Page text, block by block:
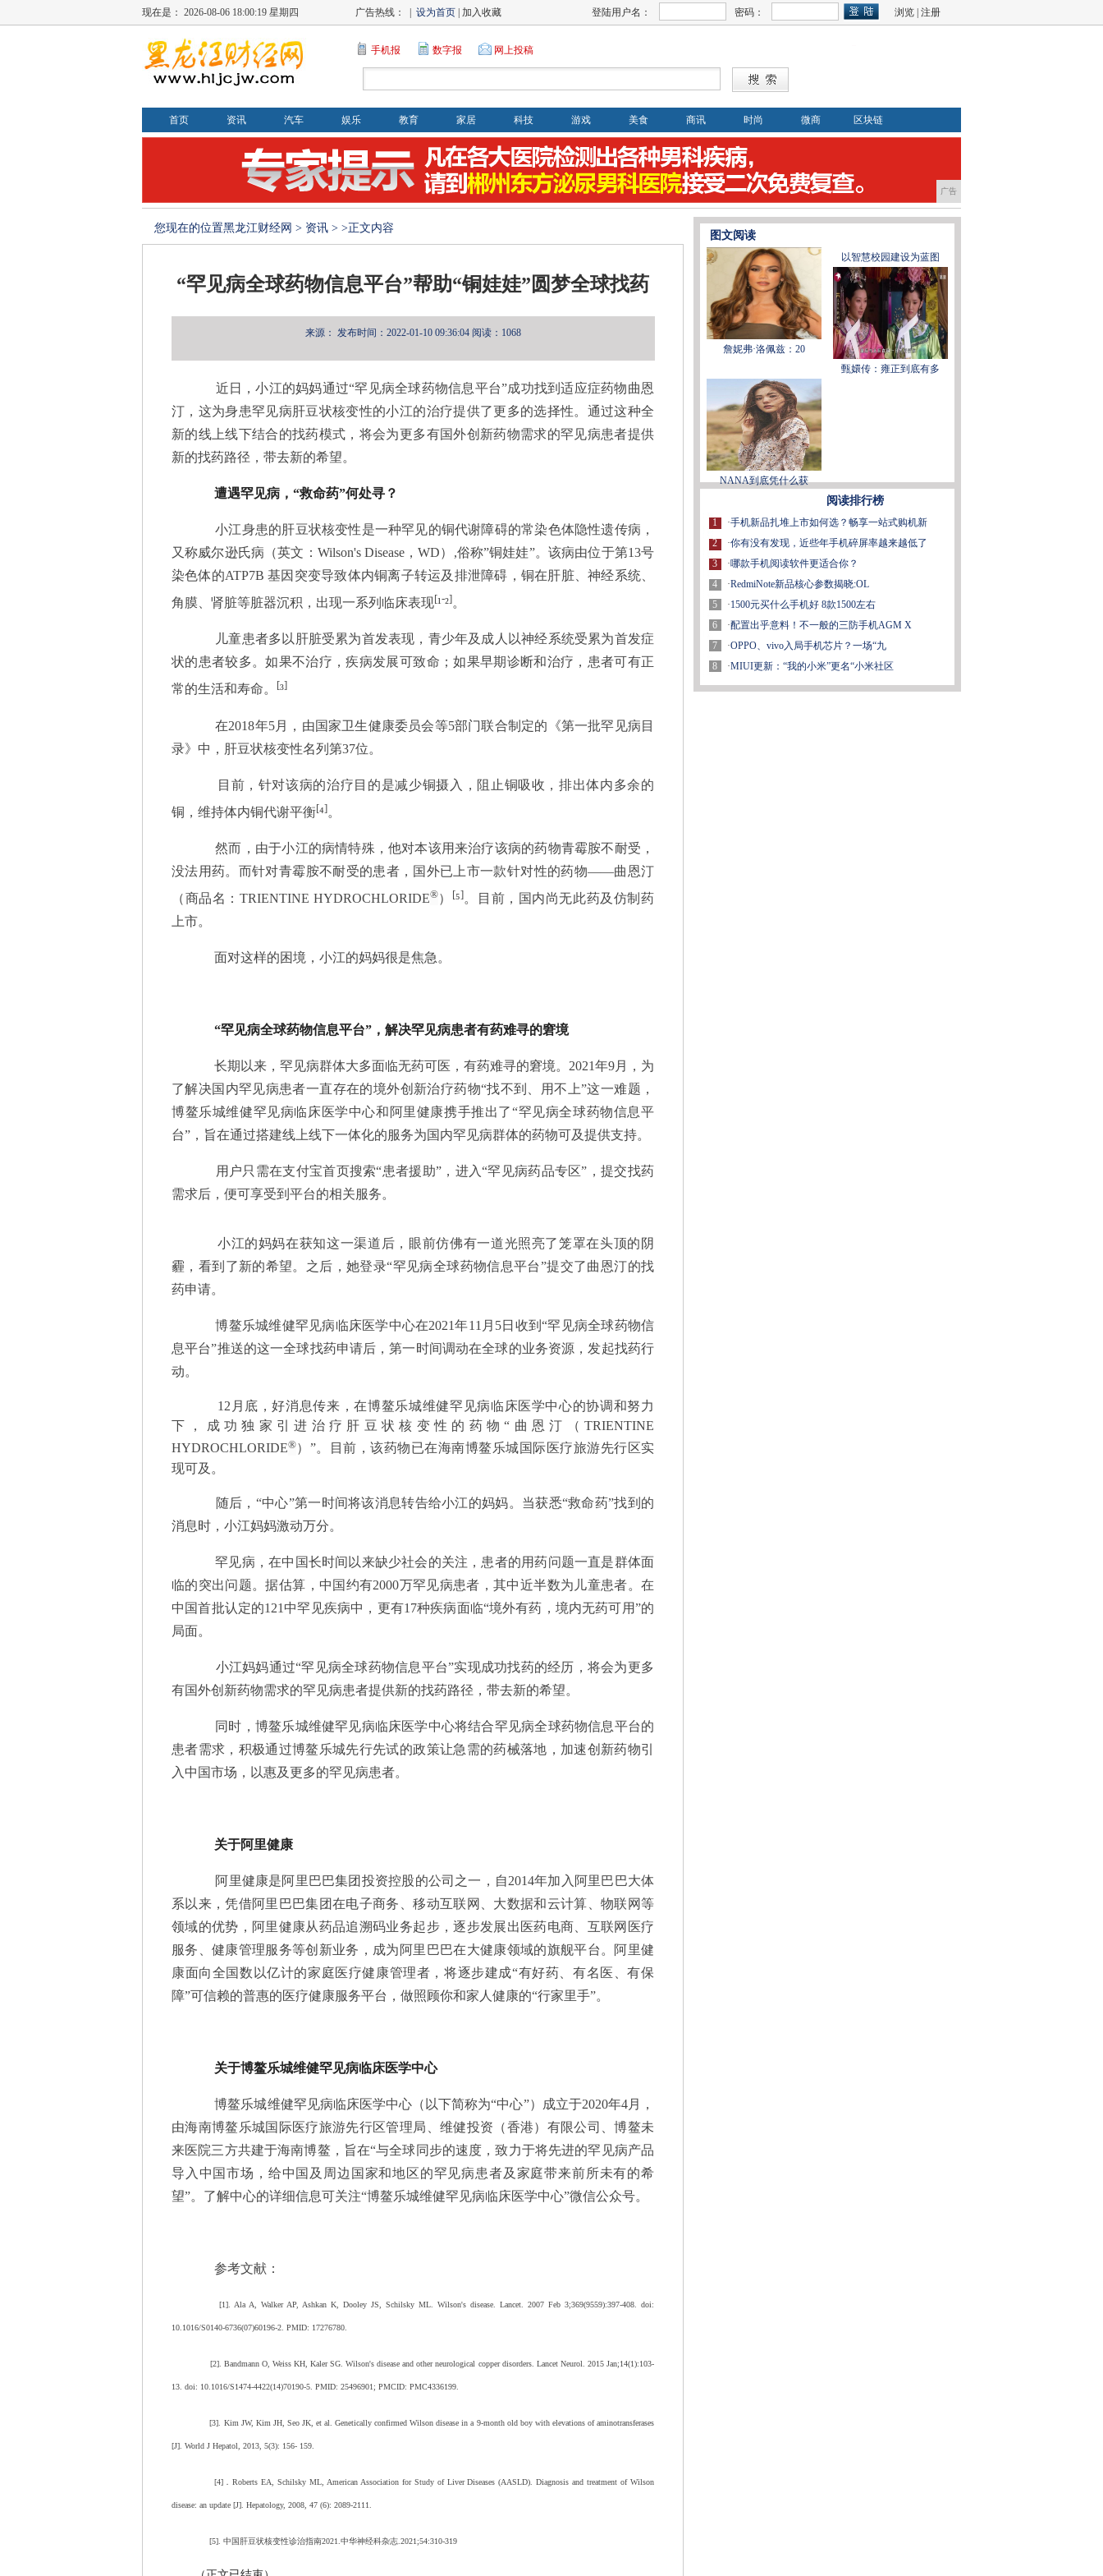
现在是： 2026-08-06 18:00:20 星期四 广告热线： | 设为首页 | 加入收藏 登陆用户名： 密码： 浏览 注册
手机报 数字报 网上投稿
首页 资讯 汽车 娱乐 教育 家居 科技 游戏 美食 商讯 时尚 微商 区块链
广告
您现在的位置黑龙江财经网 > 资讯 > >正文内容
“罕见病全球药物信息平台”帮助“铜娃娃”圆梦全球找药
来源： 发布时间：2022-01-10 09:36:04 阅读：1068
近日，小江的妈妈通过“罕见病全球药物信息平台”成功找到适应症药物曲恩
汀，这为身患罕见病肝豆状核变性的小江的治疗提供了更多的选择性。通过这种全
新的线上线下结合的找药模式，将会为更多有国外创新药物需求的罕见病患者提供
新的找药路径，带去新的希望。
遭遇罕见病，“救命药”何处寻？
小江身患的肝豆状核变性是一种罕见的铜代谢障碍的常染色体隐性遗传病，
又称威尔逊氏病（英文：Wilson's Disease，WD）,俗称”铜娃娃”。该病由位于第13号
染色体的ATP7B 基因突变导致体内铜离子转运及排泄障碍，铜在肝脏、神经系统、
角膜、肾脏等脏器沉积，出现一系列临床表现[¹-²]。
儿童患者多以肝脏受累为首发表现，青少年及成人以神经系统受累为首发症
状的患者较多。如果不治疗，疾病发展可致命；如果早期诊断和治疗，患者可有正
常的生活和寿命。
[³]
在2018年5月，由国家卫生健康委员会等5部门联合制定的《第一批罕见病目
录》中，肝豆状核变性名列第37位。
目前，针对该病的治疗目的是减少铜摄入，阻止铜吸收，排出体内多余的
铜，维持体内铜代谢平衡[⁴]。
然而，由于小江的病情特殊，他对本该用来治疗该病的药物青霉胺不耐受，
没法用药。而针对青霉胺不耐受的患者，国外已上市一款针对性的药物——曲恩汀
（商品名：TRIENTINE HYDROCHLORIDE®） [⁵]。目前，国内尚无此药及仿制药
上市。
面对这样的困境，小江的妈妈很是焦急。
“罕见病全球药物信息平台”，解决罕见病患者有药难寻的窘境
长期以来，罕见病群体大多面临无药可医，有药难寻的窘境。2021年9月，为
了解决国内罕见病患者一直存在的境外创新治疗药物“找不到、用不上”这一难题，
博鳌乐城维健罕见病临床医学中心和阿里健康携手推出了“罕见病全球药物信息平
台”，旨在通过搭建线上线下一体化的服务为国内罕见病群体的药物可及提供支持。
用户只需在支付宝首页搜索“患者援助”，进入“罕见病药品专区”，提交找药
需求后，便可享受到平台的相关服务。
小江的妈妈在获知这一渠道后，眼前仿佛有一道光照亮了笼罩在头顶的阴
霾，看到了新的希望。之后，她登录“罕见病全球药物信息平台”提交了曲恩汀的找
药申请。
博鳌乐城维健罕见病临床医学中心在2021年11月5日收到“罕见病全球药物信
息平台”推送的这一全球找药申请后，第一时间调动在全球的业务资源，发起找药行
动。
12月底，好消息传来，在博鳌乐城维健罕见病临床医学中心的协调和努力
下，成功独家引进治疗肝豆状核变性的药物“曲恩汀（TRIENTINE
HYDROCHLORIDE®）”。目前，该药物已在海南博鳌乐城国际医疗旅游先行区实
现可及。
随后，“中心”第一时间将该消息转告给小江的妈妈。当获悉“救命药”找到的
消息时，小江妈妈激动万分。
罕见病，在中国长时间以来缺少社会的关注，患者的用药问题一直是群体面
临的突出问题。据估算，中国约有2000万罕见病患者，其中近半数为儿童患者。在
中国首批认定的121中罕见疾病中，更有17种疾病面临“境外有药，境内无药可用”的
局面。
小江妈妈通过“罕见病全球药物信息平台”实现成功找药的经历，将会为更多
有国外创新药物需求的罕见病患者提供新的找药路径，带去新的希望。
同时，博鳌乐城维健罕见病临床医学中心将结合罕见病全球药物信息平台的
患者需求，积极通过博鳌乐城先行先试的政策让急需的药械落地，加速创新药物引
入中国市场，以惠及更多的罕见病患者。
关于阿里健康
阿里健康是阿里巴巴集团投资控股的公司之一，自2014年加入阿里巴巴大体
系以来，凭借阿里巴巴集团在电子商务、移动互联网、大数据和云计算、物联网等
领域的优势，阿里健康从药品追溯码业务起步，逐步发展出医药电商、互联网医疗
服务、健康管理服务等创新业务，成为阿里巴巴在大健康领域的旗舰平台。阿里健
康面向全国数以亿计的家庭医疗健康管理者，将逐步建成“有好药、有名医、有保
障”可信赖的普惠的医疗健康服务平台，做照顾你和家人健康的“行家里手”。
关于博鳌乐城维健罕见病临床医学中心
博鳌乐城维健罕见病临床医学中心（以下简称为“中心”）成立于2020年4月，
由海南博鳌乐城国际医疗旅游先行区管理局、维健投资（香港）有限公司、博鳌未
来医院三方共建于海南博鳌，旨在“与全球同步的速度，致力于将先进的罕见病产品
导入中国市场，给中国及周边国家和地区的罕见病患者及家庭带来前所未有的希
望”。了解中心的详细信息可关注“博鳌乐城维健罕见病临床医学中心”微信公众号。
参考文献：
[1]. Ala A, Walker AP, Ashkan K, Dooley JS, Schilsky ML. Wilson's disease. Lancet. 2007 Feb 3;369(9559):397-408. doi:
10.1016/S0140-6736(07)60196-2. PMID: 17276780.
[2]. Bandmann O, Weiss KH, Kaler SG. Wilson's disease and other neurological copper disorders. Lancet Neurol. 2015 Jan;14(1):103-
13. doi: 10.1016/S1474-4422(14)70190-5. PMID: 25496901; PMCID: PMC4336199.
[3]. Kim JW, Kim JH, Seo JK, et al. Genetically confirmed Wilson disease in a 9-month old boy with elevations of aminotransferases
[J]. World J Hepatol, 2013, 5(3): 156- 159.
[4]．Roberts EA, Schilsky ML, American Association for Study of Liver Diseases (AASLD). Diagnosis and treatment of Wilson
disease: an update [J]. Hepatology, 2008, 47 (6): 2089-2111.
[5]. 中国肝豆状核变性诊治指南2021.中华神经科杂志 .2021;54:310-319
图文阅读
詹妮弗·洛佩兹：20
以智慧校园建设为蓝图
甄嬛传：雍正到底有多
NANA到底凭什么获
阅读排行榜
1
2
3
4
5
6
7
8
·手机新品扎堆上市如何选？畅享一站式购机新
·你有没有发现，近些年手机碎屏率越来越低了
·哪款手机阅读软件更适合你？
·RedmiNote新品核心参数揭晓:OL
·1500元买什么手机好 8款1500左右
·配置出乎意料！不一般的三防手机AGM X
·OPPO、vivo入局手机芯片？一场“九
·MIUI更新：“我的小米”更名“小米社区